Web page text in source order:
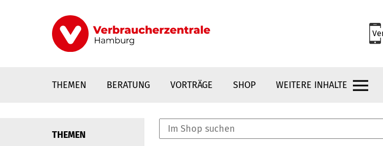
THEMEN BERATUNG VORTRÄGE SHOP WEITERE INHALTE
THEMEN